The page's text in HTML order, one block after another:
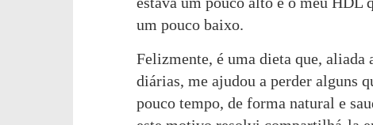
um pouco baixo.
Felizmente, é uma dieta que, aliada
diárias, me ajudou a perder alguns
pouco tempo, de forma natural e